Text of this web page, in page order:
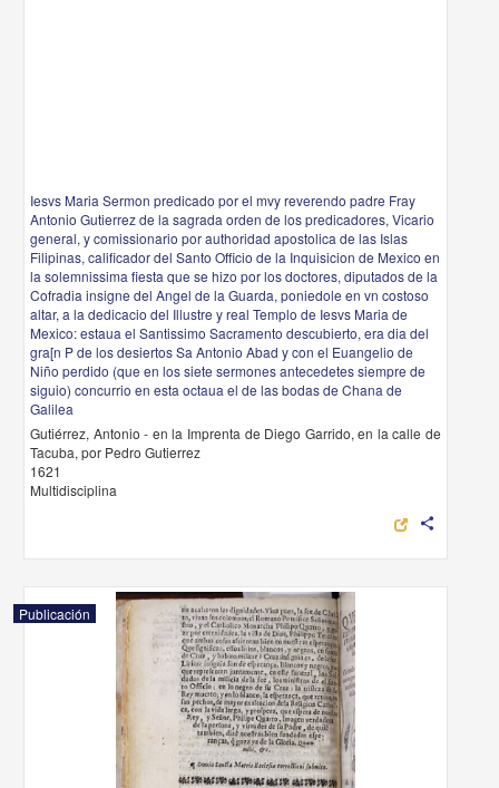
Iesvs Maria Sermon predicado por el mvy reverendo padre Fray
Antonio Gutierrez de la sagrada orden de los predicadores, Vicario
general, y comissionario por authoridad apostolica de las Islas
Filipinas, calificador del Santo Officio de la Inquisicion de Mexico en
la solemnissima fiesta que se hizo por los doctores, diputados de la
Cofradia insigne del Angel de la Guarda, poniedole en vn costoso
altar, a la dedicacio del Illustre y real Templo de Iesvs Maria de
Mexico: estaua el Santissimo Sacramento descubierto, era dia del
gra[n P de los desiertos Sa Antonio Abad y con el Euangelio de
Niño perdido (que en los siete sermones antecedetes siempre de
siguio) concurrio en esta octaua el de las bodas de Chana de
Galilea
Gutiérrez, Antonio - en la Imprenta de Diego Garrido, en la calle de
Tacuba, por Pedro Gutierrez
1621
Multidisciplina
share
Publicación